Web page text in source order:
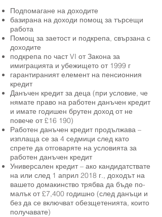
Подпомагане на доходите
базирана на доходи помощ за търсещи
работа
Помощ за заетост и подкрепа, свързана с
доходите
подкрепа по част VI от Закона за
имиграцията и убежището от 1999 г
гарантираният елемент на пенсионния
кредит
Данъчен кредит за деца (при условие, че
нямате право на работен данъчен кредит
и имате годишен брутен доход от не
повече от £16 190)
Работен данъчен кредит продължава –
изплаща се за 4 седмици след като
спрете да отговаряте на условията за
работен данъчен кредит
Универсален кредит – ако кандидатствате
на или след 1 април 2018 г., доходът на
вашето домакинство трябва да бъде по-
малък от £7,400 годишно (след данъци и
без да се включват обезщетенията, които
получавате)